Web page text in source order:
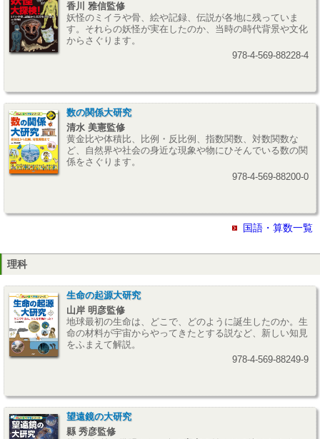
香川 雅信監修
妖怪のミイラや骨、絵や記録、伝説が各地に残っていま
す。それらの妖怪が実在したのか、当時の時代背景や文化
からさぐります。
978-4-569-88228-4
数の関係大研究
清水 美憲監修
黄金比や体積比、比例・反比例、指数関数、対数関数な
ど、自然界や社会の身近な現象や物にひそんでいる数の関
係をさぐります。
978-4-569-88200-0
国語・算数一覧
理科
生命の起源大研究
山岸 明彦監修
地球最初の生命は、どこで、どのように誕生したのか。生
命の材料が宇宙からやってきたとする説など、新しい知見
をふまえて解説。
978-4-569-88249-9
望遠鏡の大研究
縣 秀彦監修